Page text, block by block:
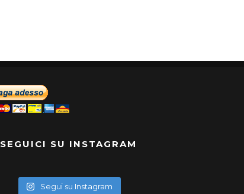
SEGUICI SU INSTAGRAM
Segui su Instagram